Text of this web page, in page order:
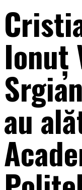
Ionuţ
au